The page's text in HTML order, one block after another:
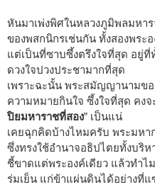
หันมาเพ่งพิศในหลวงภูมิพลมหา
ของพสกนิกรเช่นกัน ทั้งสองพระ
แต่เป็นที่ซาบซึ้งตรึงใจที่สุด อยู่
ดวงใจปวงประชามากที่สุด
เพราะฉะนั้น พระสมัญญานามขอ
ความหมายกินใจ ซึ้งใจที่สุด คงจ
ปิยมหาราชที่สอง” เป็นแน่
เคยฉุกคิดบ้างไหมครับ พระมห
ซึ่งทรงใช้อำนาจอธิปไตยทั้งบริ
ชี้ขาดแต่พระองค์เดียว แล้วทำไ
ร่มเย็น แก่ข้าแผ่นดินได้อย่างที่แ